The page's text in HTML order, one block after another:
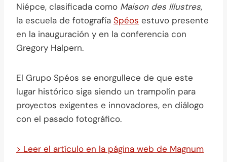
Niépce, clasificada como Maison des Illustres,
la escuela de fotografía Spéos estuvo presente
en la inauguración y en la conferencia con
Gregory Halpern.
El Grupo Spéos se enorgullece de que este
lugar histórico siga siendo un trampolín para
proyectos exigentes e innovadores, en diálogo
con el pasado fotográfico.
> Leer el artículo en la página web de Magnum